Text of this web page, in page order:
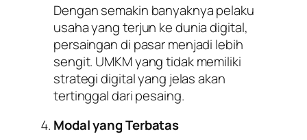
Dengan semakin banyaknya pelaku
usaha yang terjun ke dunia digital,
persaingan di pasar menjadi lebih
sengit. UMKM yang tidak memiliki
strategi digital yang jelas akan
tertinggal dari pesaing.
Modal yang Terbatas